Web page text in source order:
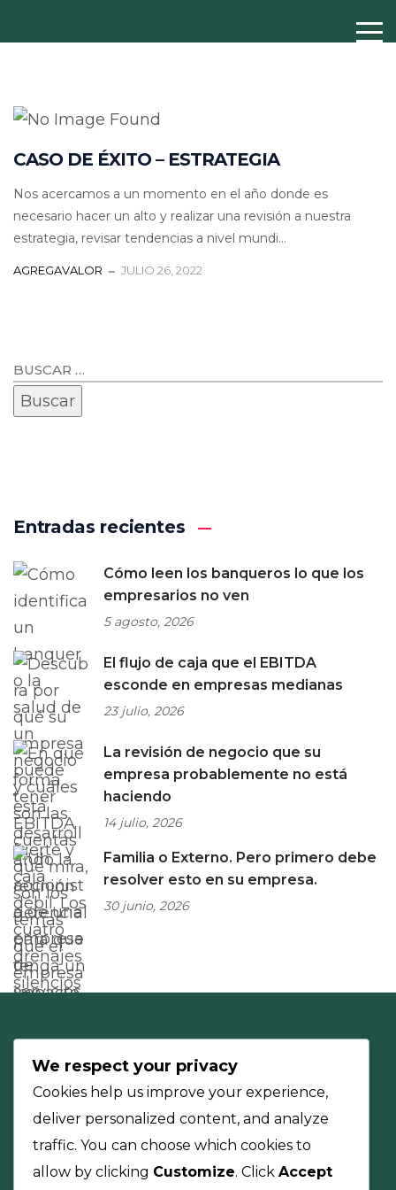
CASO DE ÉXITO – ESTRATEGIA
Nos acercamos a un momento en el año donde es
necesario hacer un alto y realizar una revisión a nuestra
estrategia, revisar tendencias a nivel mundi...
AGREGAVALOR JULIO 26, 2022
Entradas recientes
Cómo leen los banqueros lo que los
empresarios no ven
5 agosto, 2026
El flujo de caja que el EBITDA
esconde en empresas medianas
23 julio, 2026
La revisión de negocio que su
empresa probablemente no está
haciendo
14 julio, 2026
Familia o Externo. Pero primero debe
resolver esto en su empresa.
30 junio, 2026
We respect your privacy
Cookies help us improve your experience,
deliver personalized content, and analyze
traffic. You can choose which cookies to
allow by clicking Customize. Click Accept